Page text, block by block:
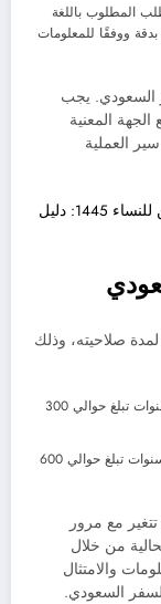
المطلوب باللغة
بدقة ووفقًا للمعلومات
السعودي. يجب
المعنية
العملية
شروط التسجيل في حساب المواطن للنساء 1445: دليل
صلاحيته، وذلك
رسوم استخراج جواز سفر سعودي صالح لمدة 5 سنوات تبلغ حوالي 300
رسوم استخراج جواز سفر سعودي صالح لمدة 10 سنوات تبلغ حوالي 600
مع مرور
من خلال
والامتثال
السعودي.